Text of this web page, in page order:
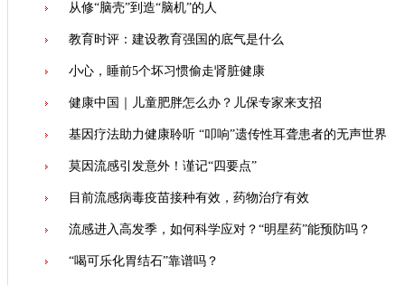
从修“脑壳”到造“脑机”的人
教育时评：建设教育强国的底气是什么
小心，睡前5个坏习惯偷走肾脏健康
健康中国｜儿童肥胖怎么办？儿保专家来支招
基因疗法助力健康聆听 “叩响”遗传性耳聋患者的无声世界
莫因流感引发意外！谨记“四要点”
目前流感病毒疫苗接种有效，药物治疗有效
流感进入高发季，如何科学应对？“明星药”能预防吗？
“喝可乐化胃结石”靠谱吗？